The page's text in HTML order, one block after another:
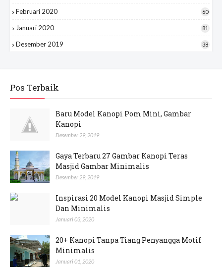
Februari 2020 60
Januari 2020 81
Desember 2019 38
Pos Terbaik
Baru Model Kanopi Pom Mini, Gambar
Kanopi
Desember 29, 2019
Gaya Terbaru 27 Gambar Kanopi Teras
Masjid Gambar Minimalis
Desember 29, 2019
Inspirasi 20 Model Kanopi Masjid Simple
Dan Minimalis
Januari 03, 2020
20+ Kanopi Tanpa Tiang Penyangga Motif
Minimalis
Januari 01, 2020